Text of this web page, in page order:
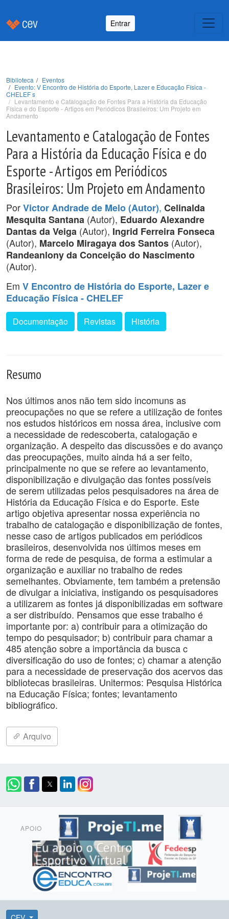
Entrar
Biblioteca
Eventos
Evento: V Encontro de História do Esporte, Lazer e Educação Física -
CHELEF s
Levantamento e Catalogação de Fontes Para a História da Educação
Física e do Esporte - Artigos em Periódicos Brasileiros: Um Projeto em
Andamento
Levantamento e Catalogação de Fontes
Para a História da Educação Física e do
Esporte - Artigos em Periódicos
Brasileiros: Um Projeto em Andamento
PorVictor Andrade de Melo (Autor), Celinalda
Mesquita Santana (Autor), Eduardo Alexandre
Dantas da Veiga (Autor), Ingrid Ferreira Fonseca
(Autor), Marcelo Miragaya dos Santos (Autor),
Randeanlony da Conceição do Nascimento
(Autor).
Em V Encontro de História do Esporte, Lazer e
Educação Física - CHELEF
Documentação Revistas História
Resumo
Nos últimos anos não tem sido incomuns as
preocupações no que se refere a utilização de fontes
nos estudos históricos em nossa área, inclusive com
a necessidade de redescoberta, catalogação e
organização. A despeito das discussões e do avanço
das preocupações, muito ainda há a ser feito,
principalmente no que se refere ao levantamento,
disponibilização e divulgação das fontes possíveis
de serem utilizadas pelos pesquisadores na área de
História da Educação Física e do Esporte. Este
artigo objetiva apresentar nossa experiência no
trabalho de catalogação e disponibilização de fontes,
nesse caso de artigos publicados em periódicos
brasileiros, desenvolvida nos últimos meses em
forma de rede de pesquisa, de forma a estimular a
organização e auxiliar no trabalho de redes
semelhantes. Obviamente, tem também a pretensão
de divulgar a iniciativa, instigando os pesquisadores
a utilizarem as fontes já disponibilizadas em software
a ser distribuído. Pensamos que esse trabalho é
importante por: a) contribuir para a otimização do
tempo do pesquisador; b) contribuir para chamar a
485 atenção sobre a importância da busca c
diversificação do uso de fontes; c) chamar a atenção
para a necessidade de preservação dos acervos das
bibliotecas brasileiras. Unitermos: Pesquisa Histórica
na Educação Física; fontes; levantamento
bibliográfico.
Arquivo
APOIO